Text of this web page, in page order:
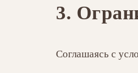
3.
Соглашаясь с